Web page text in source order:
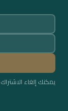
يمكنك إلغاء